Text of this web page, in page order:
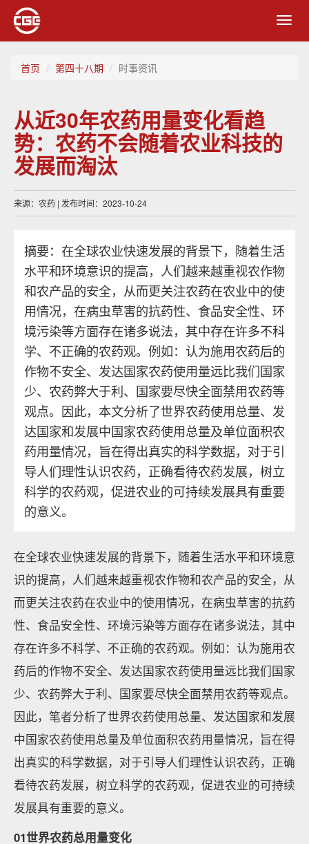
首页 第四十八期 时事资讯
从近30年农药用量变化看趋
势：农药不会随着农业科技的
发展而淘汰
来源：农药 | 发布时间：2023-10-24
摘要：在全球农业快速发展的背景下，随着生活
水平和环境意识的提高，人们越来越重视农作物
和农产品的安全，从而更关注农药在农业中的使
用情况，在病虫草害的抗药性、食品安全性、环
境污染等方面存在诸多说法，其中存在许多不科
学、不正确的农药观。例如：认为施用农药后的
作物不安全、发达国家农药使用量远比我们国家
少、农药弊大于利、国家要尽快全面禁用农药等
观点。因此，本文分析了世界农药使用总量、发
达国家和发展中国家农药使用总量及单位面积农
药用量情况，旨在得出真实的科学数据，对于引
导人们理性认识农药，正确看待农药发展，树立
科学的农药观，促进农业的可持续发展具有重要
的意义。
在全球农业快速发展的背景下，随着生活水平和环境意
识的提高，人们越来越重视农作物和农产品的安全，从
而更关注农药在农业中的使用情况，在病虫草害的抗药
性、食品安全性、环境污染等方面存在诸多说法，其中
存在许多不科学、不正确的农药观。例如：认为施用农
药后的作物不安全、发达国家农药使用量远比我们国家
少、农药弊大于利、国家要尽快全面禁用农药等观点。
因此，笔者分析了世界农药使用总量、发达国家和发展
中国家农药使用总量及单位面积农药用量情况，旨在得
出真实的科学数据，对于引导人们理性认识农药，正确
看待农药发展，树立科学的农药观，促进农业的可持续
发展具有重要的意义。
01世界农药总用量变化